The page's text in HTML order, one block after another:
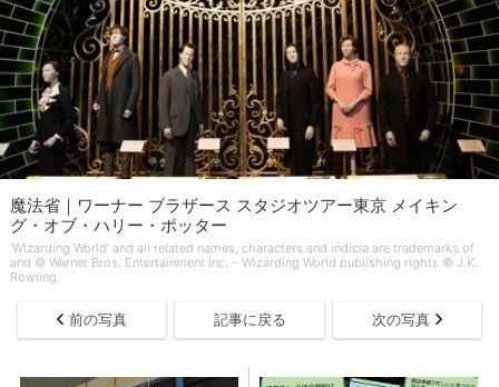
魔法省｜ワーナー ブラザース スタジオツアー東京 メイキン
グ・オブ・ハリー・ポッター
‘Wizarding World’ and all related names, characters and indicia are trademarks of
and © Warner Bros. Entertainment Inc. – Wizarding World publishing rights © J.K.
Rowling.
前の写真 記事に戻る 次の写真